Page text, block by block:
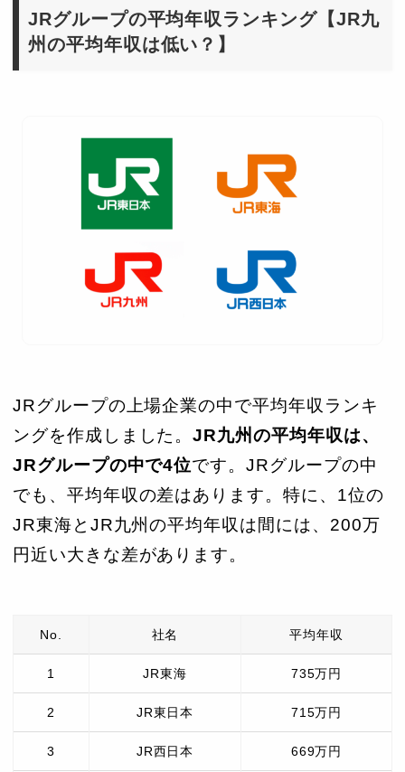
JRグループの平均年収ランキング【JR九
州の平均年収は低い？】
JRグループの上場企業の中で平均年収ランキ
ングを作成しました。JR九州の平均年収は、
JRグループの中で4位です。JRグループの中
でも、平均年収の差はあります。特に、1位の
JR東海とJR九州の平均年収は間には、200万
円近い大きな差があります。
No. 社名 平均年収
1 JR東海 735万円
2 JR東日本 715万円
3 JR西日本 669万円